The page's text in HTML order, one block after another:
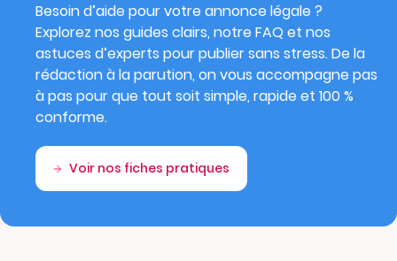
Besoin d’aide pour votre annonce légale ?
Explorez nos guides clairs, notre FAQ et nos
astuces d’experts pour publier sans stress. De la
rédaction à la parution, on vous accompagne pas
à pas pour que tout soit simple, rapide et 100 %
conforme.
Voir nos fiches pratiques